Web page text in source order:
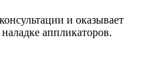
и оказывает
аппликаторов.